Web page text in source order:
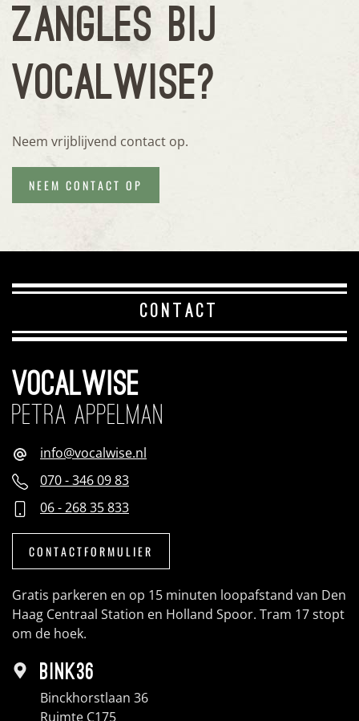
ZANGLES BIJ
VOCALWISE?
Neem vrijblijvend contact op.
NEEM CONTACT OP
CONTACT
PETRA APPELMAN
info@vocalwise.nl
070 - 346 09 83
06 - 268 35 833
CONTACTFORMULIER
Gratis parkeren en op 15 minuten loopafstand van Den
Haag Centraal Station en Holland Spoor. Tram 17 stopt
om de hoek.
BINK36
Binckhorstlaan 36
Ruimte C175